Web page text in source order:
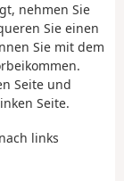
nehmen Sie
Sie einen
Sie mit dem
Seite und
Seite.
links